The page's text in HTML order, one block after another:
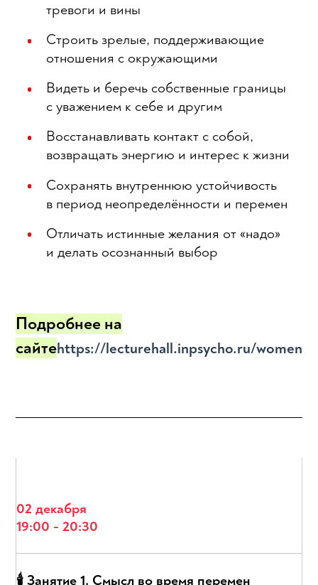
тревоги и вины
Строить зрелые, поддерживающие
отношения с окружающими
Видеть и беречь собственные границы
с уважением к себе и другим
Восстанавливать контакт с собой,
возвращать энергию и интерес к жизни
Сохранять внутреннюю устойчивость
в период неопределённости и перемен
Отличать истинные желания от «надо»
и делать осознанный выбор
Подробнее на
сайтеhttps://lecturehall.inpsycho.ru/
02 декабря
19:00 - 20:30
🕯 Занятие 1. Смысл во время перемен